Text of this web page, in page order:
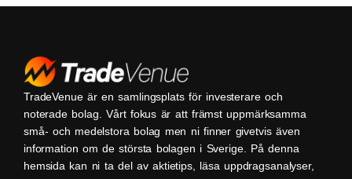
TradeVenue är en samlingsplats för investerare och
noterade bolag. Vårt fokus är att främst uppmärksamma
små- och medelstora bolag men ni finner givetvis även
information om de största bolagen i Sverige. På denna
hemsida kan ni ta del av aktietips, läsa uppdragsanalyser,